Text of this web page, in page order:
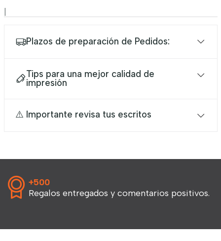
Plazos de preparación de Pedidos:
Tips para una mejor calidad de
impresión
⚠️ Importante revisa tus escritos
+500
Regalos entregados y comentarios positivos.